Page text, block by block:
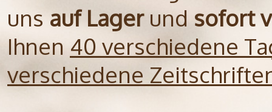
uns auf Lagerund sofort
Ihnen 40 verschiedene
verschiedene